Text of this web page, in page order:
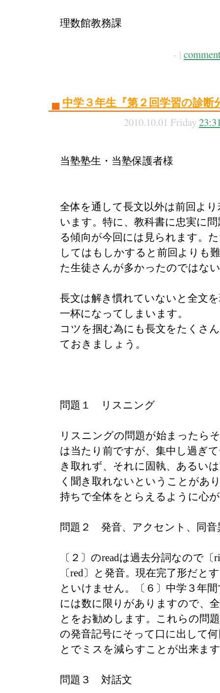
理数館教務課
- |
中学３年生『第２回学習の診断
2010.10.01 Friday
当塾塾生・当塾保護者様
全体を通して長文以外は前回よ
います。特に、教科書に忠実に
る傾向が今回には見られます。
してはもしかすると前回よりも
た生徒さんが多かったのではな
長文は解き慣れていないと全文
一杯になってしまいます。
コツを掴む為にも長文をたくさ
ておきましょう。
問題１ リスニング
リスニングの問題が始まったら
は当たり前ですが、集中し過ぎ
き取れず、それに固執、あるい
く聞き取れないということがあ
持ちで全体をとらえるように心
問題２ 発音、アクセント、同音
〔２〕のreadは過去分詞なので
〔red〕と発音。現在完了形だと
といけません。〔６〕中学３年
には数に限りがありますので、
とをお勧めします。これらの問
の発音記号にそって口に出して
とでミスを減らすことが出来ま
問題３ 対話文